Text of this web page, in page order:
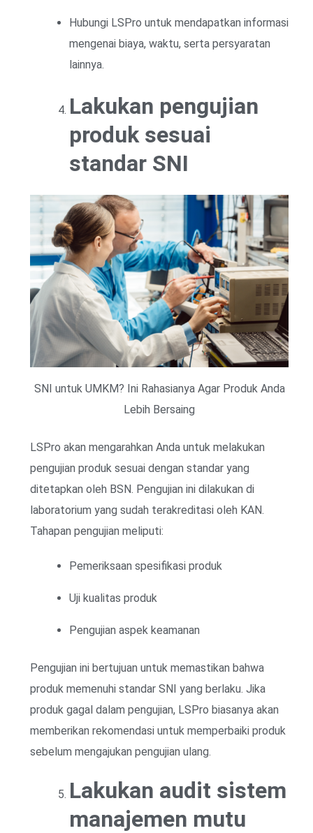
Hubungi LSPro untuk mendapatkan informasi
mengenai biaya, waktu, serta persyaratan
lainnya.
Lakukan pengujian
produk sesuai
standar SNI
SNI untuk UMKM? Ini Rahasianya Agar Produk Anda
Lebih Bersaing
LSPro akan mengarahkan Anda untuk melakukan
pengujian produk sesuai dengan standar yang
ditetapkan oleh BSN. Pengujian ini dilakukan di
laboratorium yang sudah terakreditasi oleh KAN.
Tahapan pengujian meliputi:
Pemeriksaan spesifikasi produk
Uji kualitas produk
Pengujian aspek keamanan
Pengujian ini bertujuan untuk memastikan bahwa
produk memenuhi standar SNI yang berlaku. Jika
produk gagal dalam pengujian, LSPro biasanya akan
memberikan rekomendasi untuk memperbaiki produk
sebelum mengajukan pengujian ulang.
Lakukan audit sistem
manajemen mutu